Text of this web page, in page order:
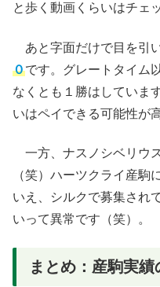
と歩く動画くらいはチェ
あと字面だけで目を引
０です。グレートタイム
なくとも１勝はしていま
いはペイできる可能性が
一方、ナスノシベリウ
（笑）ハーツクライ産駒
いえ、シルクで募集され
いって異常です（笑）。
まとめ：産駒実